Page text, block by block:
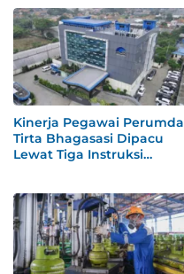
Kinerja Pegawai Perumda
Tirta Bhagasasi Dipacu
Lewat Tiga Instruksi